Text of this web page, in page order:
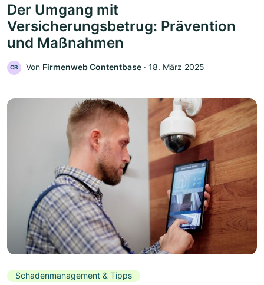
Der Umgang mit
Versicherungsbetrug: Prävention
und Maßnahmen
CB Von Firmenweb Contentbase ‧ 18. März 2025
Schadenmanagement & Tipps